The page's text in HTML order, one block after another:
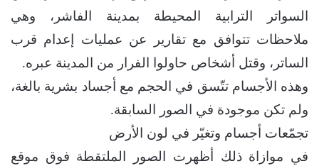
السواتر الترابية المحيطة بمدينة الفاشر، وهي
ملاحظات تتوافق مع تقارير عن عمليات إعدام قرب
الساتر، وقتل أشخاص حاولوا الفرار من المدينة عبره.
وهذه الأجسام تتّسق في الحجم مع أجساد بشرية بالغة،
ولم تكن موجودة في الصور السابقة.
تجمّعات أجسام وتغيّر في لون الأرض
في موازاة ذلك أظهرت الصور الملتقطة فوق موقع